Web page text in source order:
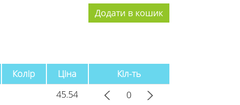
Колір Ціна
Кіл-ть
45.54